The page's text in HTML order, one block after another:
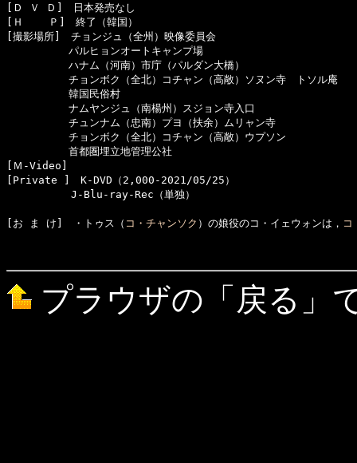
[Ｄ Ｖ Ｄ]　日本発売なし
[Ｈ    Ｐ]　終了（韓国）
[撮影場所]　チョンジュ（全州）映像委員会
パルヒョンオートキャンプ場
ハナム（河南）市庁（パルダン大橋）
チョンボク（全北）コチャン（高敞）ソヌン寺　トソル庵
韓国民俗村
ナムヤンジュ（南楊州）スジョン寺入口
チュンナム（忠南）プヨ（扶余）ムリャン寺
チョンボク（全北）コチャン（高敞）ウプソン
首都圏埋立地管理公社
[Ｍ-Video]
[Private ]　K-DVD（2,000-2021/05/25）
  　　　　　J-Blu-ray-Rec（単独）
[お ま け]　・トゥス（ コ・チャンソク ）の娘役のコ・イェウォンは， コ
プラウザの「戻る」